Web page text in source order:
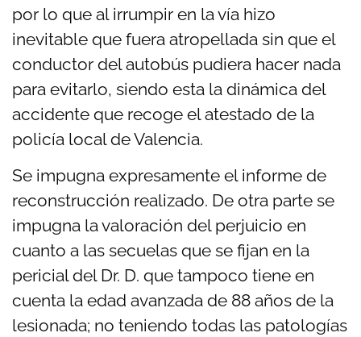
por lo que al irrumpir en la vía hizo
inevitable que fuera atropellada sin que el
conductor del autobús pudiera hacer nada
para evitarlo, siendo esta la dinámica del
accidente que recoge el atestado de la
policía local de Valencia.
Se impugna expresamente el informe de
reconstrucción realizado. De otra parte se
impugna la valoración del perjuicio en
cuanto a las secuelas que se fijan en la
pericial del Dr. D. que tampoco tiene en
cuenta la edad avanzada de 88 años de la
lesionada; no teniendo todas las patologías